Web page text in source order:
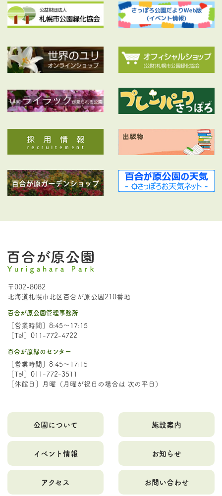
〒002-8082
北海道札幌市北区百合が原公園210番地
百合が原公園管理事務所
［営業時間］8:45～17:15
［Tel］011-772-4722
百合が原緑のセンター
［営業時間］8:45～17:15
［Tel］011-772-3511
［休館日］月曜（月曜が祝日の場合は 次の平日）
公園について 施設案内
イベント情報 お知らせ
アクセス お問い合わせ